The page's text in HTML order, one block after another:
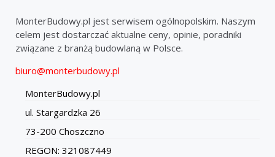
MonterBudowy.pl jest serwisem ogólnopolskim. Naszym
celem jest dostarczać aktualne ceny, opinie, poradniki
związane z branżą budowlaną w Polsce.
biuro@monterbudowy.pl
MonterBudowy.pl
ul. Stargardzka 26
73-200 Choszczno
REGON: 321087449